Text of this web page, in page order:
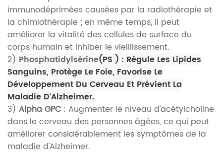
immunodéprimées causées par la radiothérapie et
la chimiothérapie ; en même temps, il peut
améliorer la vitalité des cellules de surface du
corps humain et inhiber le vieillissement.
2) Phosphatidylsérine(PS ) : Régule Les Lipides
Sanguins, Protège Le Foie, Favorise Le
Développement Du Cerveau Et Prévient La
Maladie D'Alzheimer.
3) Alpha GPC : Augmenter le niveau d'acétylcholine
dans le cerveau des personnes âgées, ce qui peut
améliorer considérablement les symptômes de la
maladie d'Alzheimer.